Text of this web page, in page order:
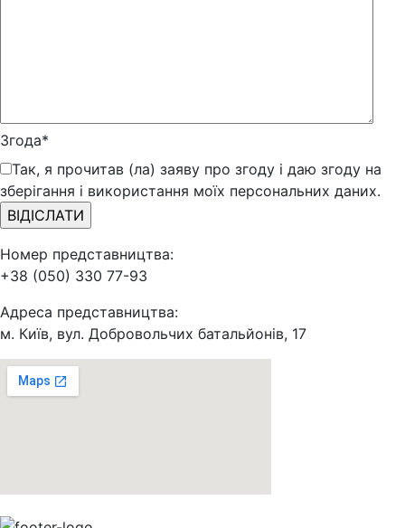
Згода*
Так, я прочитав (ла) заяву про згоду і даю згоду на
зберігання і використання моїх персональних даних.
Номер представництва:
+38 (050) 330 77-93
Адреса представництва:
м. Київ, вул. Добровольчих батальйонів, 17